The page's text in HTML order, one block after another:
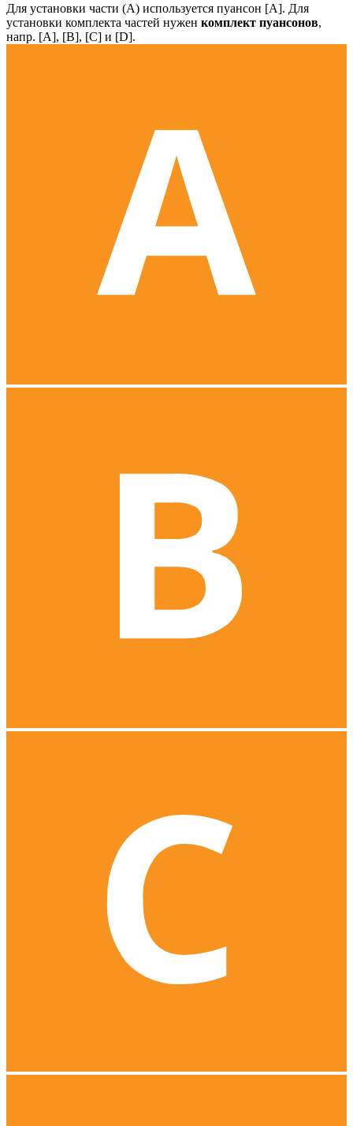
Для установки части (А) используется пуансон [А]. Для
установки комплекта частей нужен комплект пуансонов,
напр. [А], [B], [С] и [D].